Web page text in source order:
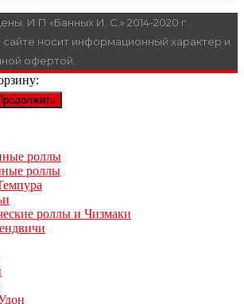
И П «Банных И. С.» 2014-2020 г.
носит информационный характер и
офертой.
роллы
роллы
роллы и Чизмаки